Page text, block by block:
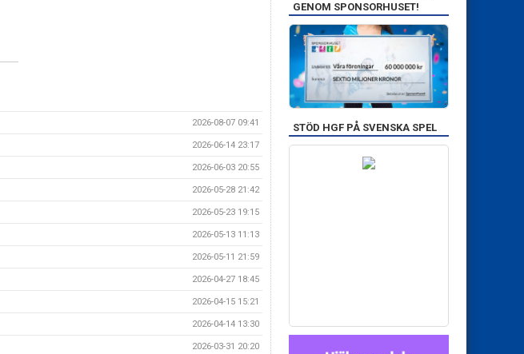
2026-08-07 09:41
2026-06-14 23:17
2026-06-03 20:55
2026-05-28 21:42
2026-05-23 19:15
2026-05-13 11:13
2026-05-11 21:59
2026-04-27 18:45
2026-04-15 15:21
2026-04-14 13:30
2026-03-31 20:20
GENOM SPONSORHUSET!
STÖD HGF PÅ SVENSKA SPEL